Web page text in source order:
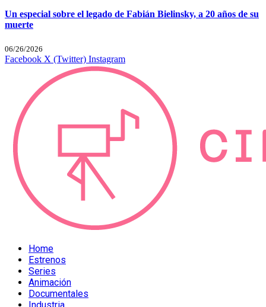
Un especial sobre el legado de Fabián Bielinsky, a 20 años de su
muerte
06/26/2026
Facebook X (Twitter) Instagram
Home
Estrenos
Series
Animación
Documentales
Industria